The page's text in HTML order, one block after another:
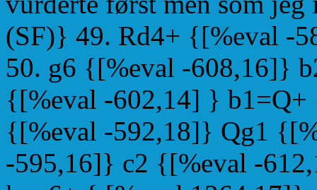
(SF)} 49. Rd4+ {[%eval -
50. g6 {[%eval -608,16]}
{[%eval -602,14] }
{[%eval -592,18]} Qg1
-595,16]} c2 {[%eval -